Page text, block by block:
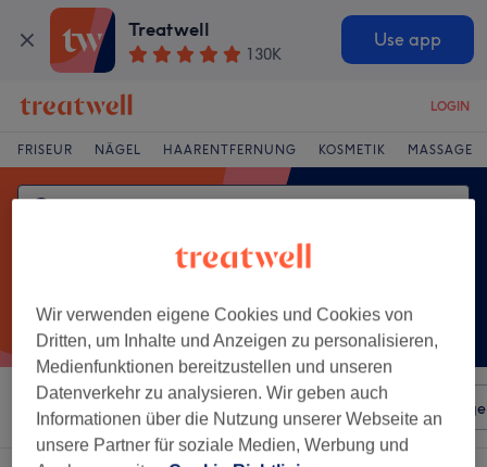
Treatwell
130K
Use app
LOGIN
FRISEUR NÄGEL HAARENTFERNUNG KOSMETIK MASSAGE
Sortieren nach Beliebiger Preis Salons
Wir verwenden eigene Cookies und Cookies von
Dritten, um Inhalte und Anzeigen zu personalisieren,
Medienfunktionen bereitzustellen und unseren
Datenverkehr zu analysieren. Wir geben auch
Informationen über die Nutzung unserer Webseite an
unsere Partner für soziale Medien, Werbung und